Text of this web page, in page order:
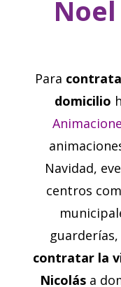
Noel
Para
domicilio
Navidad,
centros
contratar la
Nicolás a